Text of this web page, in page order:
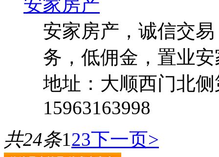
安家房产
安家房产，诚信交
务，低佣金，置业
地址：大顺西门北
15963163998
共24条123下一页>